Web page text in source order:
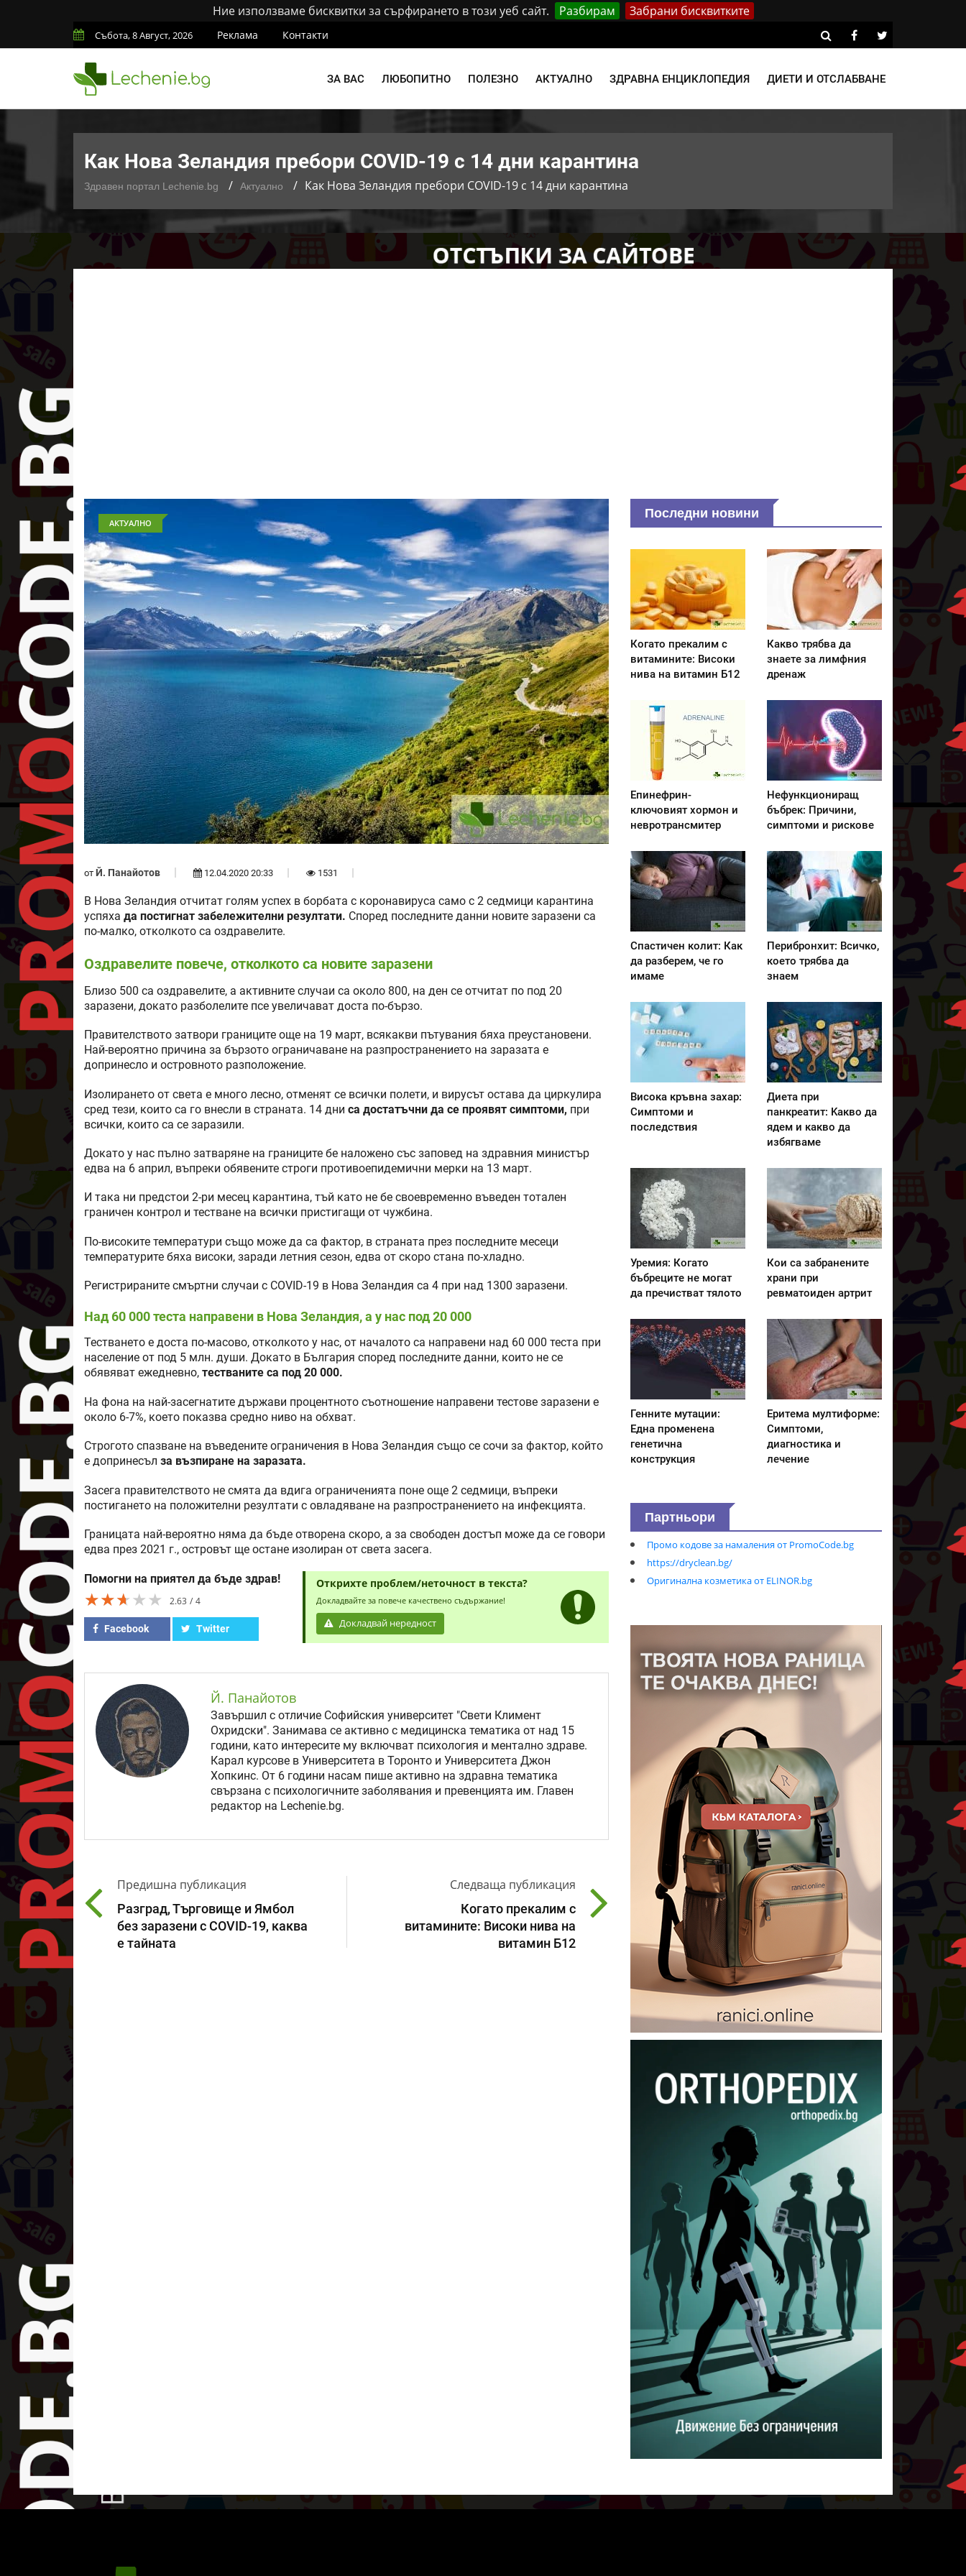
Ние използваме бисквитки за сърфирането в този уеб сайт. Разбирам Забрани бисквитките
Събота, 8 Август, 2026 Реклама Контакти
ЗА ВАС ЛЮБОПИТНО ПОЛЕЗНО АКТУАЛНО ЗДРАВНА ЕНЦИКЛОПЕДИЯ ДИЕТИ И ОТСЛАБВАНЕ
Как Нова Зеландия пребори COVID-19 с 14 дни карантина
Здравен портал Lechenie.bg Актуално Как Нова Зеландия пребори COVID-19 с 14 дни карантина
АКТУАЛНО
от Й. Панайотов 12.04.2020 20:33 1531
В Нова Зеландия отчитат голям успех в борбата с коронавируса само с 2 седмици карантина
успяха да постигнат забележителни резултати. Според последните данни новите заразени са
по-малко, отколкото са оздравелите.
Оздравелите повече, отколкото са новите заразени
Близо 500 са оздравелите, а активните случаи са около 800, на ден се отчитат по под 20
заразени, докато разболелите псе увеличават доста по-бързо.
Правителството затвори границите още на 19 март, всякакви пътувания бяха преустановени.
Най-вероятно причина за бързото ограничаване на разпространението на заразата е
допринесло и островното разположение.
Изолирането от света е много лесно, отменят се всички полети, и вирусът остава да циркулира
сред тези, които са го внесли в страната. 14 дни са достатъчни да се проявят симптоми, при
всички, които са се заразили.
Докато у нас пълно затваряне на границите бе наложено със заповед на здравния министър
едва на 6 април, въпреки обявените строги противоепидемични мерки на 13 март.
И така ни предстои 2-ри месец карантина, тъй като не бе своевременно въведен тотален
граничен контрол и тестване на всички пристигащи от чужбина.
По-високите температури също може да са фактор, в страната през последните месеци
температурите бяха високи, заради летния сезон, едва от скоро стана по-хладно.
Регистрираните смъртни случаи с COVID-19 в Нова Зеландия са 4 при над 1300 заразени.
Над 60 000 теста направени в Нова Зеландия, а у нас под 20 000
Тестването е доста по-масово, отколкото у нас, от началото са направени над 60 000 теста при
население от под 5 млн. души. Докато в България според последните данни, които не се
обявяват ежедневно, тестваните са под 20 000.
На фона на най-засегнатите държави процентното съотношение направени тестове заразени е
около 6-7%, което показва средно ниво на обхват.
Строгото спазване на въведените ограничения в Нова Зеландия също се сочи за фактор, който
е допринесъл за възпиране на заразата.
Засега правителството не смята да вдига ограниченията поне още 2 седмици, въпреки
постигането на положителни резултати с овладяване на разпространението на инфекцията.
Границата най-вероятно няма да бъде отворена скоро, а за свободен достъп може да се говори
едва през 2021 г., островът ще остане изолиран от света засега.
Помогни на приятел да бъде здрав!
★★★★★
★★★★★
★★★★★ 2.63 4
Facebook Twitter
Открихте проблем/неточност в текста?
Докладвайте за повече качествено съдържание!
Докладвай нередност
Й. Панайотов
Завършил с отличие Софийския университет "Свети Климент
Охридски". Занимава се активно с медицинска тематика от над 15
години, като интересите му включват психология и ментално здраве.
Карал курсове в Университета в Торонто и Университета Джон
Хопкинс. От 6 години насам пише активно на здравна тематика
свързана с психологичните заболявания и превенцията им. Главен
редактор на Lechenie.bg.
Предишна публикация
Разград, Търговище и Ямбол
без заразени с COVID-19, каква
е тайната
Следваща публикация
Когато прекалим с
витамините: Високи нива на
витамин Б12
Последни новини
Когато прекалим с
витамините: Високи
нива на витамин Б12
Какво трябва да
знаете за лимфния
дренаж
Епинефрин-
ключовият хормон и
невротрансмитер
Нефункциониращ
бъбрек: Причини,
симптоми и рискове
Спастичен колит: Как
да разберем, че го
имаме
Перибронхит: Всичко,
което трябва да
знаем
Висока кръвна захар:
Симптоми и
последствия
Диета при
панкреатит: Kакво да
ядем и какво да
избягваме
Уремия: Когато
бъбреците не могат
да пречистват тялото
Кои са забранените
храни при
ревматоиден артрит
Генните мутации:
Една променена
генетична
конструкция
Еритема мултиформе:
Симптоми,
диагностика и
лечение
Партньори
Промо кодове за намаления от PromoCode.bg
https://dryclean.bg/
Оригинална козметика от ELINOR.bg